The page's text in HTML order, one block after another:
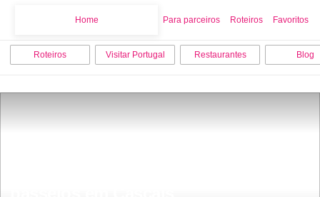
Home Para parceiros Roteiros Favoritos
Roteiros Visitar Portugal Restaurantes Blog